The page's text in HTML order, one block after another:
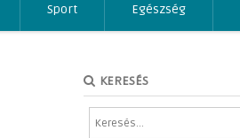
Sport Egészség
KERESÉS